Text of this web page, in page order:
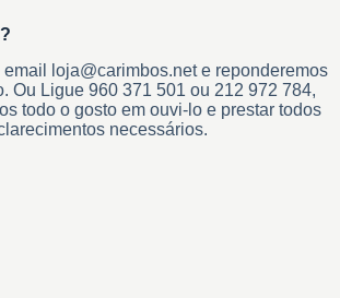
email loja@carimbos.net e reponderemos
Ou Ligue 960 371 501 ou 212 972 784,
todo o gosto em ouvi-lo e prestar todos
necessários.